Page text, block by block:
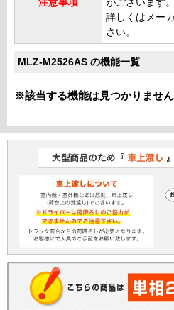
注意事項
がございます。
詳しくはメー
さい。
MLZ-M2526AS の機能一覧
※該当する機能は見つかりません